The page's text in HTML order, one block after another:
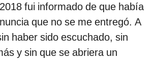
fui informado de que había
que no se me entregó. A
haber sido escuchado, sin
y sin que se abriera un